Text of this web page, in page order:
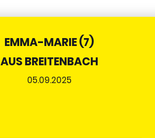
EMMA-MARIE (7)
AUS BREITENBACH
05.09.2025